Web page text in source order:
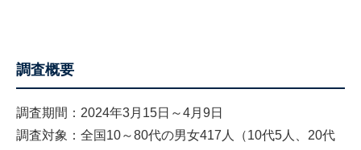
調査概要
調査期間：2024年3月15日～4月9日
調査対象：全国10～80代の男女417人（10代5人、20代